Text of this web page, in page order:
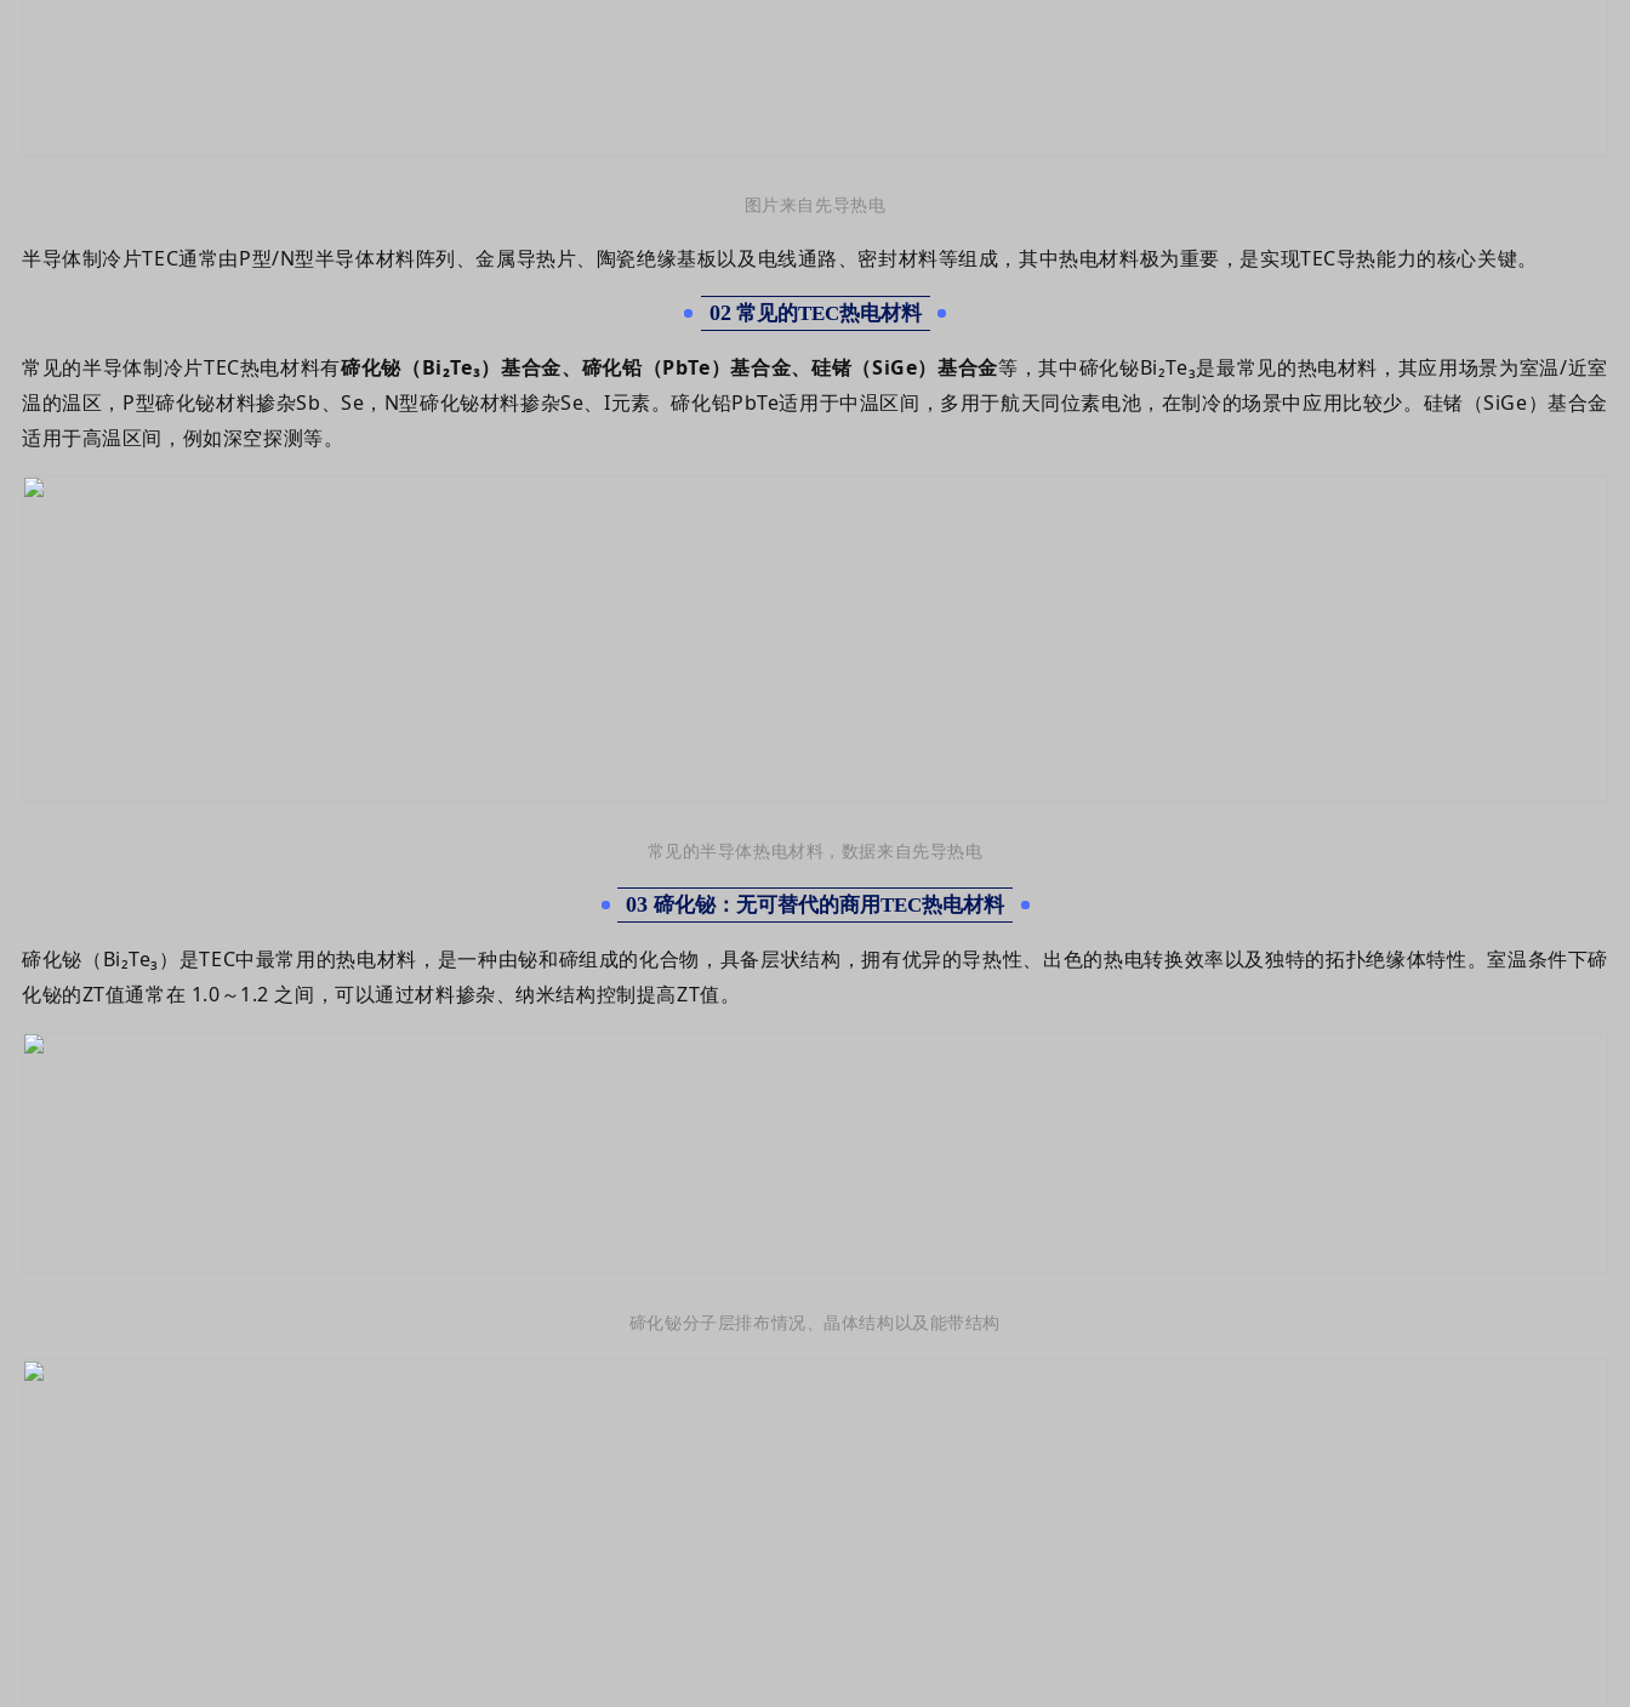
图片来自 先导热电
半导体制冷片TEC通常由P型/N型半导体材料阵列、金属导热片、陶瓷绝缘基板以及电线通路、密封材料等组成，其中热电材料极为重要，是实现TEC导热能力的核心关键。
02常见的TEC热电材料
常见的半导体制冷片TEC热电材料有碲化铋（Bi₂Te₃）基合金、碲化铅（PbTe）基合金、硅锗（SiGe）基合金等，其中碲化铋Bi₂Te₃是最常见的热电材料，其应用场景为室温/近室
温的温区，P型碲化铋材料掺杂Sb、Se，N型碲化铋材料掺杂Se、I元素。碲化铅PbTe适用于中温区间，多用于航天同位素电池，在制冷的场景中应用比较少。硅锗（SiGe）基合金
适用于高温区间，例如深空探测等。
常见的半导体热电材料，数据来自先导热电
03 碲化铋：无可替代的商用TEC热电材料
碲化铋（Bi₂Te₃）是TEC中最常用的热电材料， 是一种由铋和碲组成的化合物，具备层状结构，拥有优异的导热性、出色的热电转换效率以及独特的拓扑绝缘体特性。室温条件下碲
化铋的ZT值通常在 1.0～1.2 之间 ，可以通过材料掺杂、纳米结构控制提高ZT值。
碲化铋分子层排布情况、 晶体结构以及 能带结构